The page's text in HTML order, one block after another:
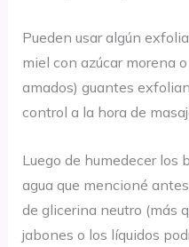
Pueden usar algún
miel con azúcar morena
amados) guantes
control a la hora de
Luego de humedecer los
agua que mencioné
de glicerina neutro (más
jabones o los líquidos